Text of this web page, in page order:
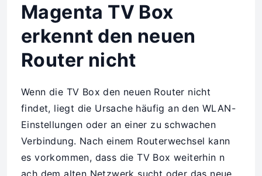
Magenta TV Box
erkennt den neuen
Router nicht
Wenn die TV Box den neuen Router nicht
findet, liegt die Ursache häufig an den WLAN-
Einstellungen oder an einer zu schwachen
Verbindung. Nach einem Routerwechsel kann
es vorkommen, dass die TV Box weiterhin n